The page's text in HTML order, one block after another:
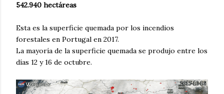
542.940 hectáreas
Esta es la superficie quemada por los incendios
forestales en Portugal en 2017.
La mayoría de la superficie quemada se produjo entre los
días 12 y 16 de octubre.